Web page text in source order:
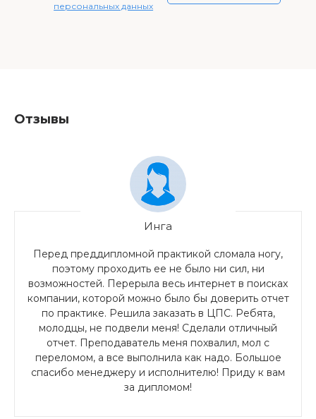
персональных данных
Отзывы
Инга
Перед преддипломной практикой сломала ногу,
поэтому проходить ее не было ни сил, ни
возможностей. Перерыла весь интернет в поисках
компании, которой можно было бы доверить отчет
по практике. Решила заказать в ЦПС. Ребята,
молодцы, не подвели меня! Сделали отличный
отчет. Преподаватель меня похвалил, мол с
переломом, а все выполнила как надо. Большое
спасибо менеджеру и исполнителю! Приду к вам
за дипломом!